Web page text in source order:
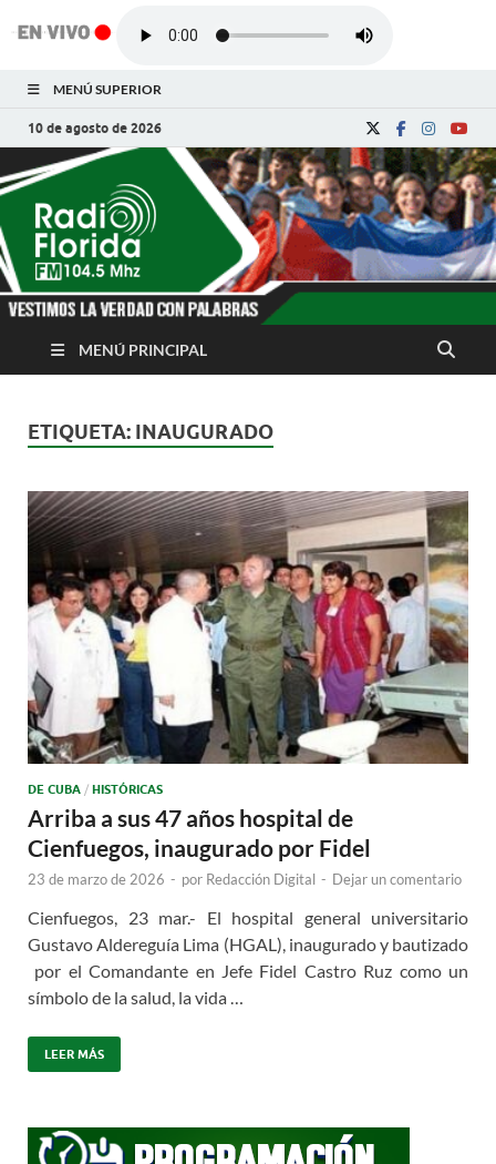
MENÚ SUPERIOR
10 de agosto de 2026
Radio Florida de
Cuba
Noticias y Actualidades de Florida, Camagüey,
MENÚ PRINCIPAL
ETIQUETA: INAUGURADO
DE CUBA / HISTÓRICAS
Arriba a sus 47 años hospital de
Cienfuegos, inaugurado por Fidel
23 de marzo de 2026 - por Redacción Digital - Dejar un comentario
Cienfuegos, 23 mar.- El hospital general universitario
Gustavo Aldereguía Lima (HGAL), inaugurado y bautizado
por el Comandante en Jefe Fidel Castro Ruz como un
símbolo de la salud, la vida …
LEER MÁS